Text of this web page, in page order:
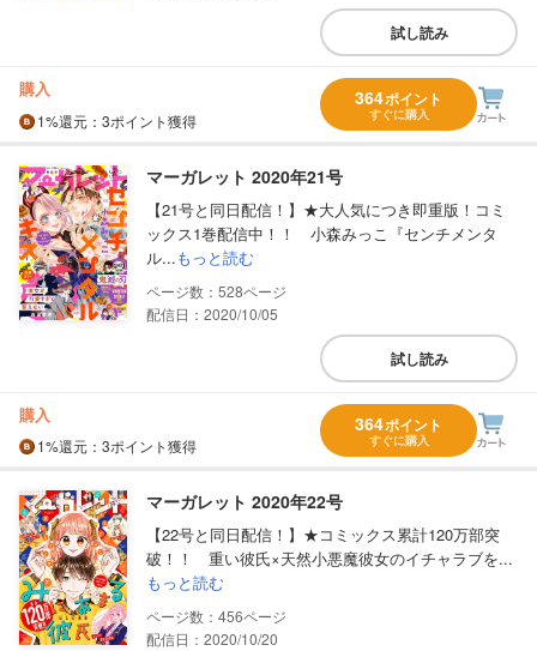
試し読み
購入
1%還元 ：3ポイント獲得
364ポイント
すぐに購入
マーガレット 2020年21号
【21号と同日配信！】★大人気につき即重版！コミ
ックス1巻配信中！！ 小森みっこ『センチメンタ
ル...もっと読む
528
配信日：2020/10/05
試し読み
購入
1%還元 ：3ポイント獲得
364ポイント
すぐに購入
マーガレット 2020年22号
【22号と同日配信！】★コミックス累計120万部突
破！！ 重い彼氏×天然小悪魔彼女のイチャラブを...
もっと読む
456
配信日：2020/10/20